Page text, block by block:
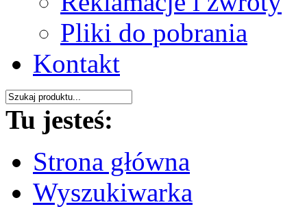
Pliki do pobrania
Kontakt
Tu jesteś:
Strona główna
Wyszukiwarka